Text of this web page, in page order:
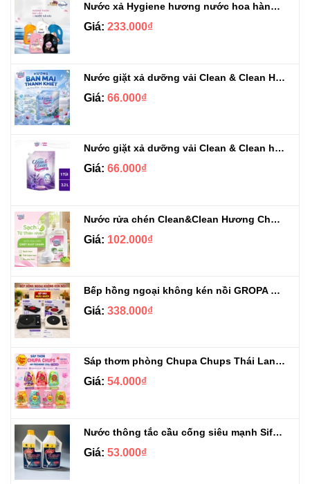
Nước xả Hygiene hương nước hoa hàng chuẩn Thái can 3L3
Giá: 233.000₫
Nước giặt xả dưỡng vải Clean & Clean Hương Ban Mai 3.2kg
Giá: 66.000₫
Nước giặt xả dưỡng vải Clean & Clean hương Violet 3.2kg
Giá: 66.000₫
Nước rửa chén Clean&Clean Hương Chanh Can 5L
Giá: 102.000₫
Bếp hồng ngoại không kén nồi GROPA G1-608
Giá: 338.000₫
Sáp thơm phòng Chupa Chups Thái Lan 230g
Giá: 54.000₫
Nước thông tắc cầu cống siêu mạnh Sifa 1.4kg
Giá: 53.000₫